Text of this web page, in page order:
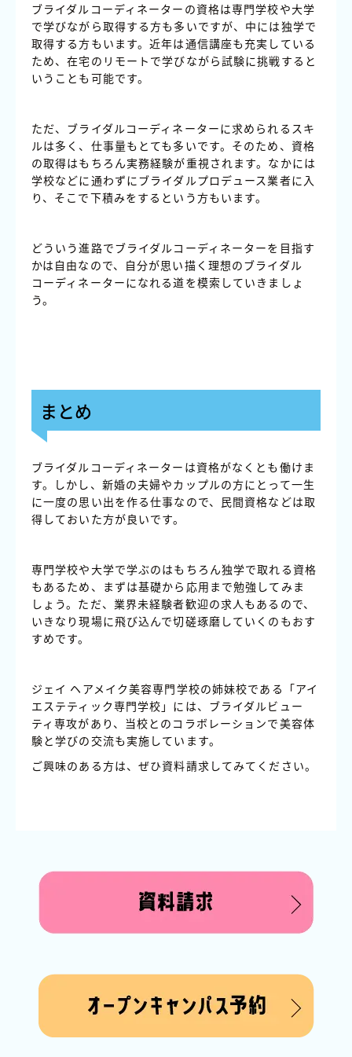
ブライダルコーディネーターの資格は専門学校や大学
で学びながら取得する方も多いですが、中には独学で
取得する方もいます。近年は通信講座も充実している
ため、在宅のリモートで学びながら試験に挑戦すると
いうことも可能です。
ただ、ブライダルコーディネーターに求められるスキ
ルは多く、仕事量もとても多いです。そのため、資格
の取得はもちろん実務経験が重視されます。なかには
学校などに通わずにブライダルプロデュース業者に入
り、そこで下積みをするという方もいます。
どういう進路でブライダルコーディネーターを目指す
かは自由なので、自分が思い描く理想のブライダル
コーディネーターになれる道を模索していきましょ
う。
まとめ
ブライダルコーディネーターは資格がなくとも働けま
す。しかし、新婚の夫婦やカップルの方にとって一生
に一度の思い出を作る仕事なので、民間資格などは取
得しておいた方が良いです。
専門学校や大学で学ぶのはもちろん独学で取れる資格
もあるため、まずは基礎から応用まで勉強してみま
しょう。ただ、業界未経験者歓迎の求人もあるので、
いきなり現場に飛び込んで切磋琢磨していくのもおす
すめです。
ジェイ ヘアメイク美容専門学校の姉妹校である「アイ
エステティック専門学校」には、ブライダルビュー
ティ専攻があり、当校とのコラボレーションで美容体
験と学びの交流も実施しています。
ご興味のある方は、ぜひ資料請求してみてください。